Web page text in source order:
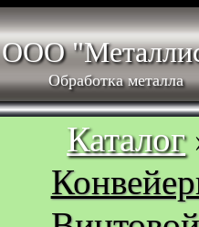
ООО
Обработка металла
Каталог